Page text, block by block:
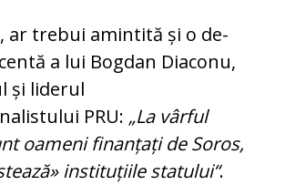
ar trebui amintită și o de­
a lui Bogdan Diaconu,
și liderul
PRU: „La vârful
oameni finanțați de Soros,
instituțiile statului“.